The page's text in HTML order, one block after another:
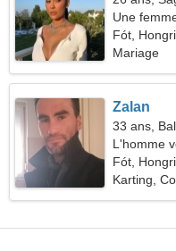
Une
Fót,
Mariage
Zalan
33 ans,
L'homme
Fót,
Karting,